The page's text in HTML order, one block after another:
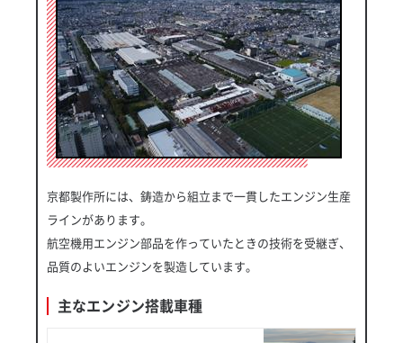
京都製作所には、鋳造から組立まで一貫したエンジン生産
ラインがあります。
航空機用エンジン部品を作っていたときの技術を受継ぎ、
品質のよいエンジンを製造しています。
主なエンジン搭載車種